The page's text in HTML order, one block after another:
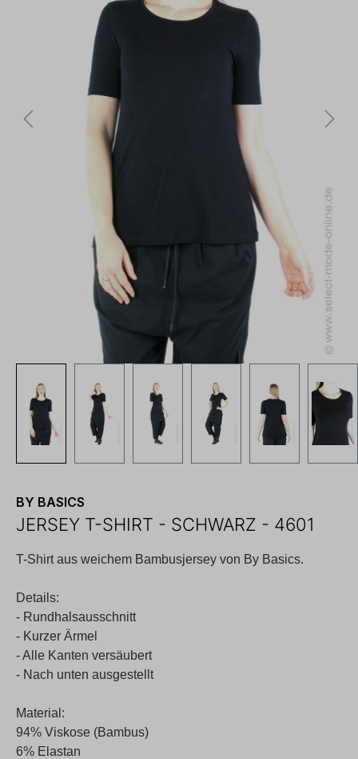
BY BASICS
JERSEY T-SHIRT - SCHWARZ - 4601
T-Shirt aus weichem Bambusjersey von By Basics.
Details:
- Rundhalsausschnitt
- Kurzer Ärmel
- Alle Kanten versäubert
- Nach unten ausgestellt
Material:
94% Viskose (Bambus)
6% Elastan